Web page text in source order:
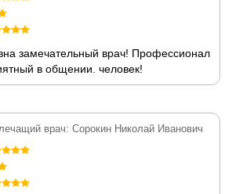
замечательный врач! Профессионал
в общении. человек!
врач: Сорокин Николай Иванович